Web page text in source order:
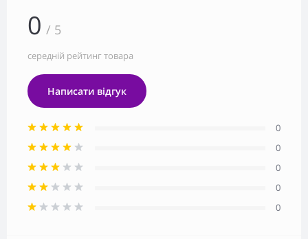
0 / 5
середній рейтинг товара
Написати відгук
0
0
0
0
0